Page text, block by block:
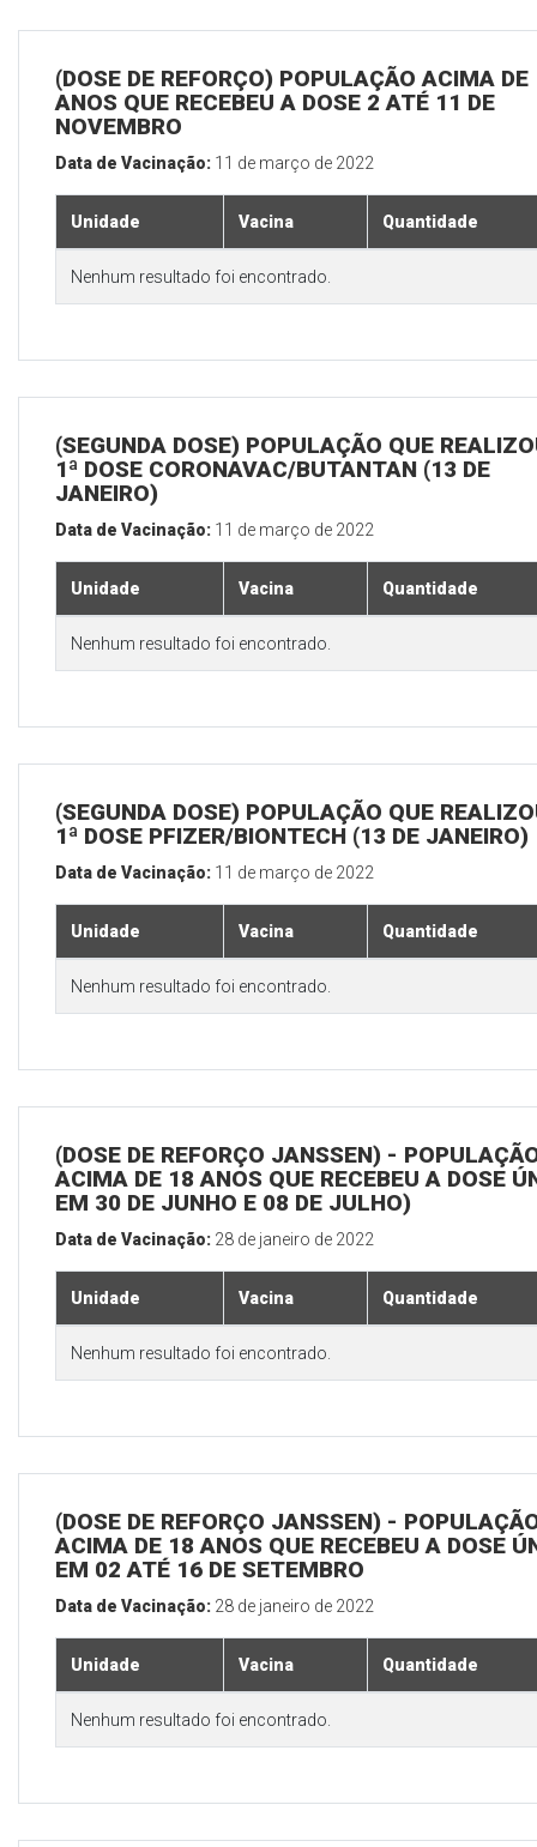
(DOSE DE REFORÇO) POPULAÇÃO ACIMA DE
ANOS QUE RECEBEU A DOSE 2 ATÉ 11 DE
NOVEMBRO
Data de Vacinação: 11 de março de 2022
Unidade Vacina Quantidade
Nenhum resultado foi encontrado.
(SEGUNDA DOSE) POPULAÇÃO QUE
1ª DOSE CORONAVAC/BUTANTAN (13 DE
JANEIRO)
Data de Vacinação: 11 de março de 2022
Unidade Vacina Quantidade
Nenhum resultado foi encontrado.
(SEGUNDA DOSE) POPULAÇÃO QUE
1ª DOSE PFIZER/BIONTECH (13 DE JANEIRO)
Data de Vacinação: 11 de março de 2022
Unidade Vacina Quantidade
Nenhum resultado foi encontrado.
(DOSE DE REFORÇO JANSSEN) -
ACIMA DE 18 ANOS QUE RECEBEU A DOSE
EM 30 DE JUNHO E 08 DE JULHO)
Data de Vacinação: 28 de janeiro de 2022
Unidade Vacina Quantidade
Nenhum resultado foi encontrado.
(DOSE DE REFORÇO JANSSEN) -
ACIMA DE 18 ANOS QUE RECEBEU A DOSE
EM 02 ATÉ 16 DE SETEMBRO
Data de Vacinação: 28 de janeiro de 2022
Unidade Vacina Quantidade
Nenhum resultado foi encontrado.